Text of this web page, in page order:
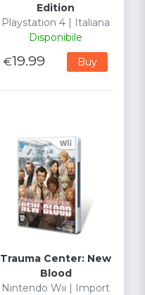
Edition
Playstation 4 | Italiana
Disponibile
€19.99 Buy
Trauma Center: New
Blood
Nintendo Wii | Import